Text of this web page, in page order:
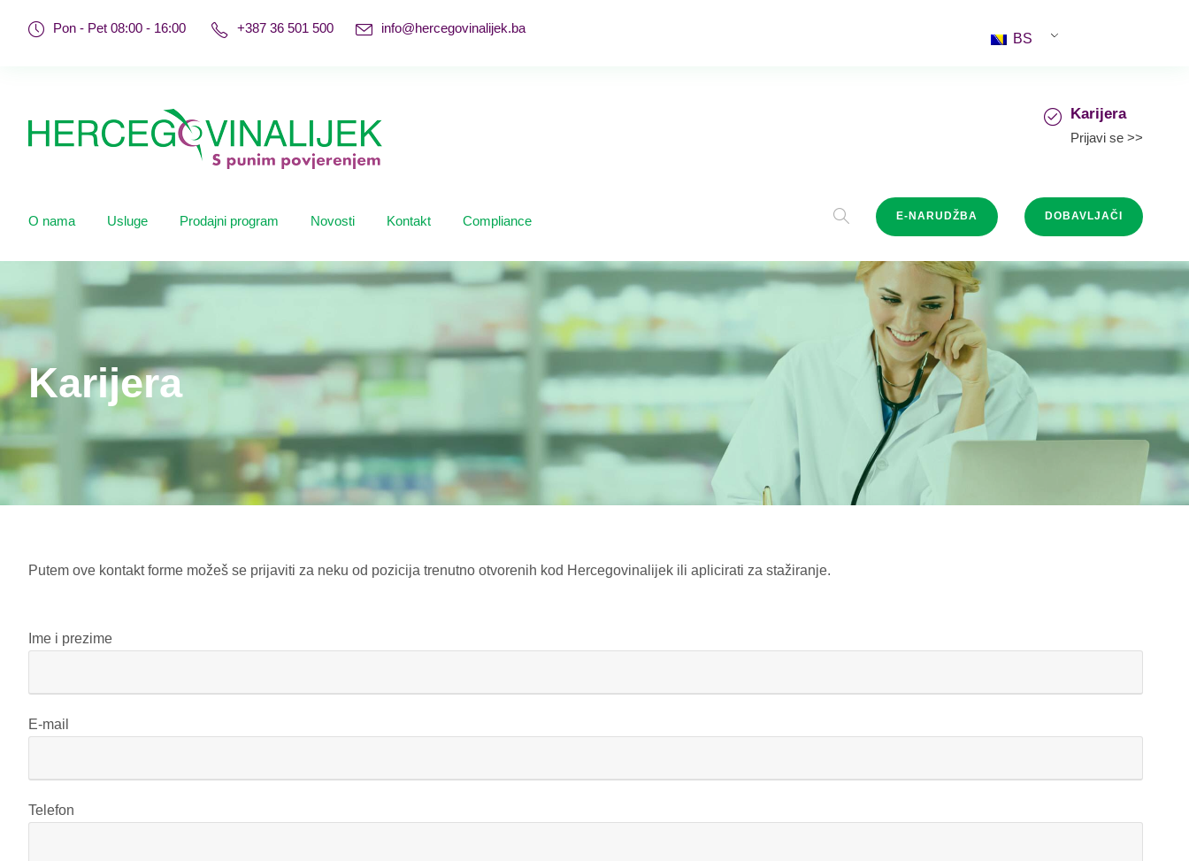
Pon - Pet 08:00 - 16:00 +387 36 501 500 info@hercegovinalijek.ba
BS
Karijera
Prijavi se >>
O nama Usluge Prodajni program Novosti Kontakt Compliance E-NARUDŽBA DOBAVLJAČI
Karijera
Putem ove kontakt forme možeš se prijaviti za neku od pozicija trenutno otvorenih kod Hercegovinalijek ili aplicirati za stažiranje.
Ime i prezime
E-mail
Telefon